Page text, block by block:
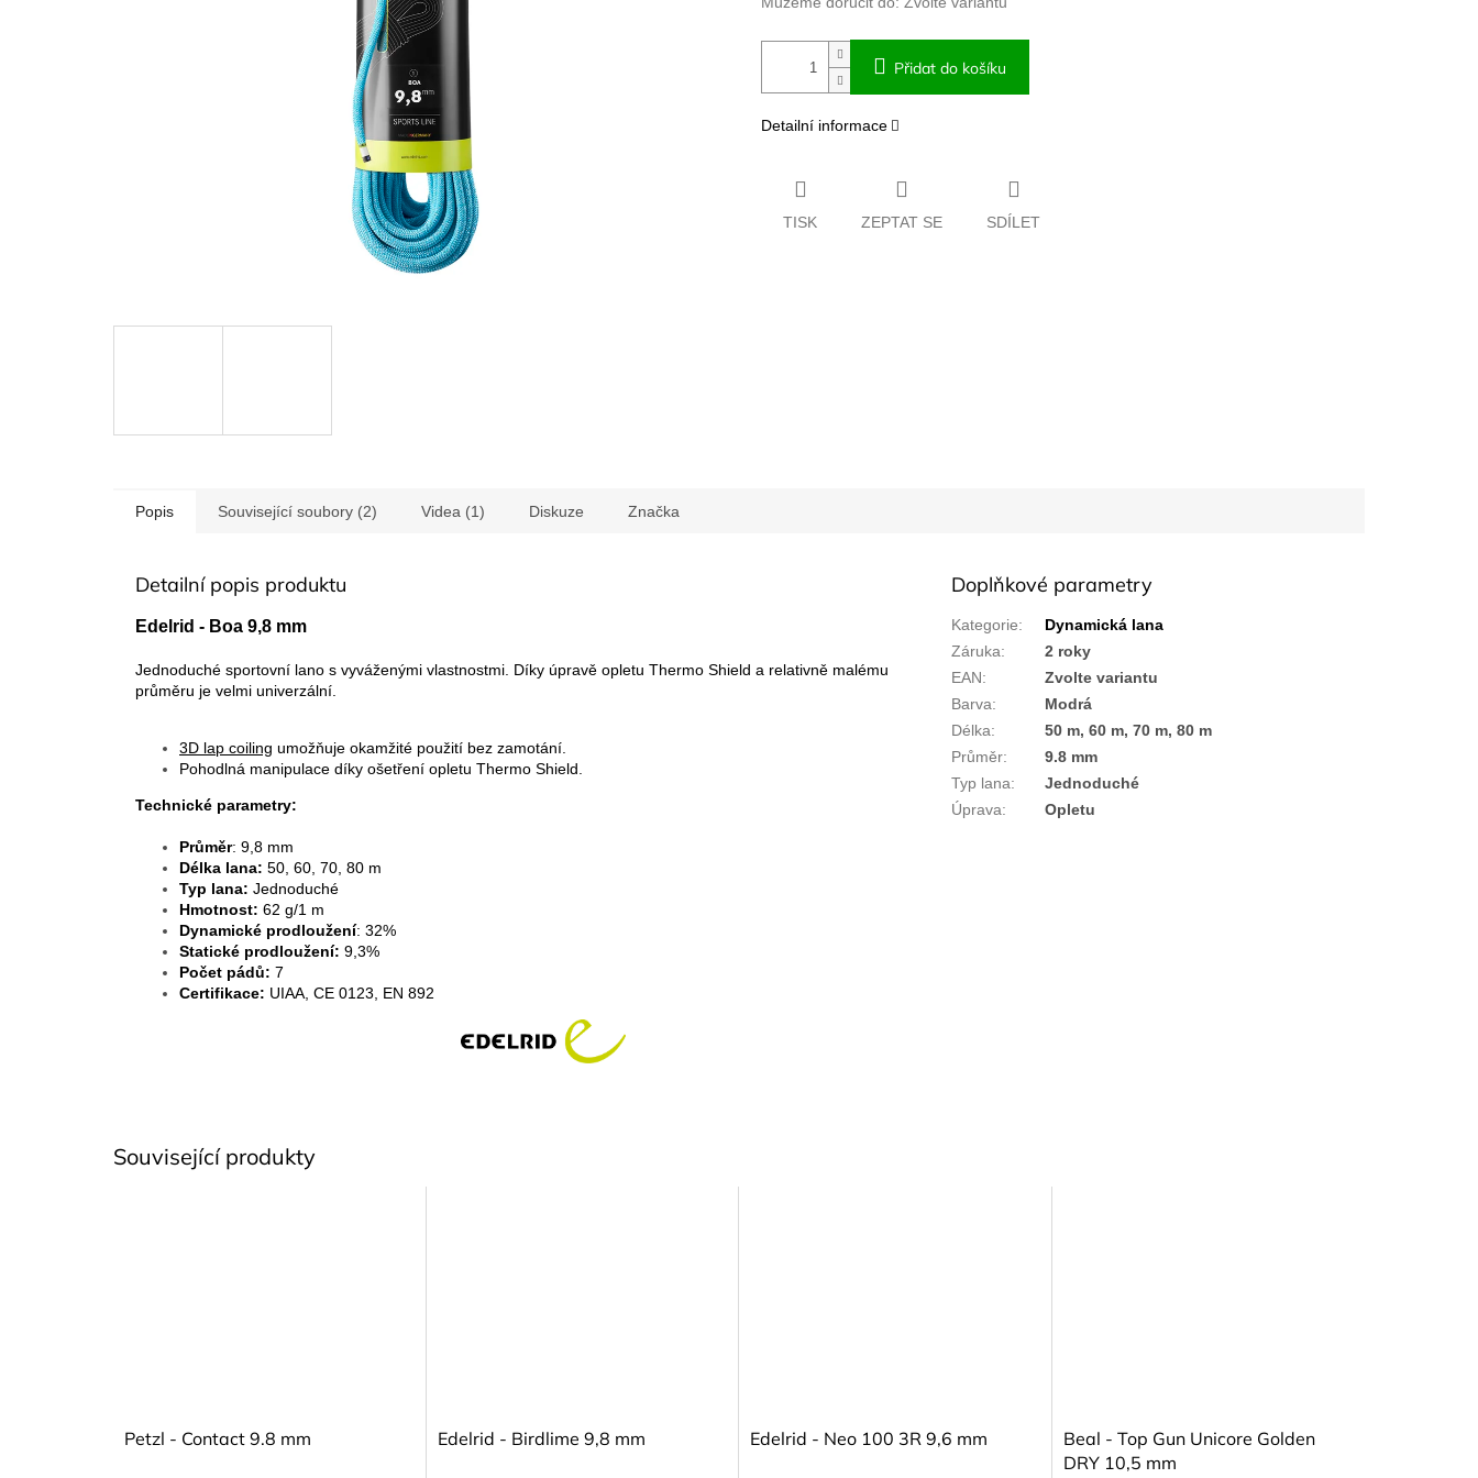
Přidat do košíku
Detailní informace
TISK ZEPTAT SE SDÍLET
Související produkty
Petzl - Contact 9.8 mm Edelrid - Birdlime 9,8 mm Edelrid - Neo 100 3R 9,6 mm
Beal - Top Gun Unicore Golden
DRY 10,5 mm
Popis Související soubory (2) Videa (1) Diskuze Značka
Detailní popis produktu
Edelrid - Boa 9,8 mm
Jednoduché sportovní lano s vyváženými vlastnostmi. Díky úpravě opletu Thermo Shield a relativně malému
průměru je velmi univerzální.
3D lap coiling umožňuje okamžité použití bez zamotání.
Pohodlná manipulace díky ošetření opletu Thermo Shield.
Technické parametry:
Průměr: 9,8 mm
Délka lana: 50, 60, 70, 80 m
Typ lana: Jednoduché
Hmotnost: 62 g/1 m
Dynamické prodloužení: 32%
Statické prodloužení: 9,3%
Počet pádů: 7
Certifikace: UIAA, CE 0123, EN 892
Doplňkové parametry
Kategorie:
Dynamická lana
Záruka:
2 roky
EAN:
Zvolte variantu
Barva:
Modrá
Délka:
50 m, 60 m, 70 m, 80 m
Průměr:
9.8 mm
Typ lana:
Jednoduché
Úprava: Opletu